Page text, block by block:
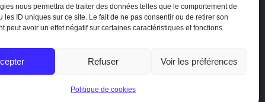
nous permettra de traiter des données telles que le comportement de
les ID uniques sur ce site. Le fait de ne pas consentir ou de retirer son
peut avoir un effet négatif sur certaines caractéristiques et fonctions.
Refuser Voir les préférences
Politique de cookies